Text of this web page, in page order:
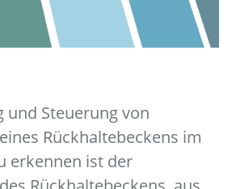
und Steuerung von
Rückhaltebeckens im
erkennen ist der